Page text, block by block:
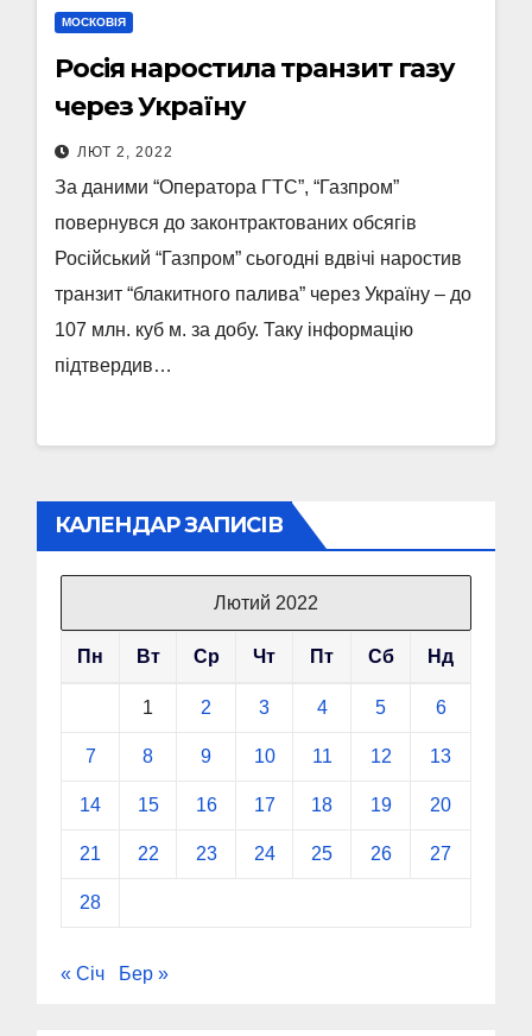
МОСКОВІЯ
Росія наростила транзит газу
через Україну
ЛЮТ 2, 2022
За даними “Оператора ГТС”, “Газпром”
повернувся до законтрактованих обсягів
Російський “Газпром” сьогодні вдвічі наростив
транзит “блакитного палива” через Україну – до
107 млн. куб м. за добу. Таку інформацію
підтвердив…
КАЛЕНДАР ЗАПИСІВ
Лютий 2022
Пн Вт Ср Чт Пт Сб Нд
1 2 3 4 5 6
7 8 9 10 11 12 13
14 15 16 17 18 19 20
21 22 23 24 25 26 27
28
« Січ Бер »